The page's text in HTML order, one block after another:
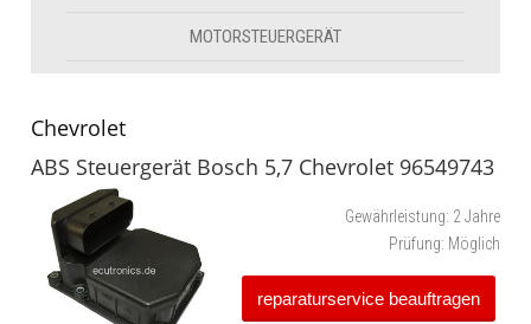
MOTORSTEUERGERÄT
Chevrolet
ABS Steuergerät Bosch 5,7 Chevrolet 96549743
Gewährleistung: 2 Jahre
Prüfung: Möglich
reparaturservice beauftragen